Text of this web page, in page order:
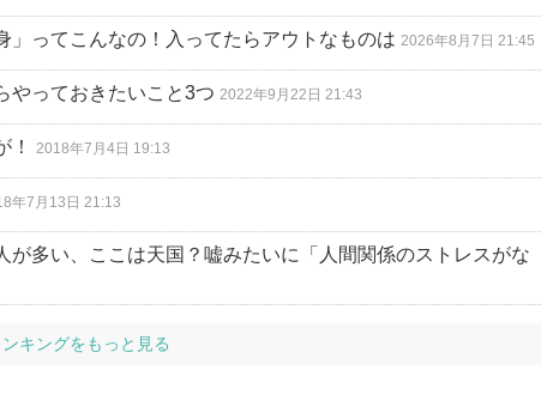
」ってこんなの！入ってたらアウトなものは 2026年8月7日 21:45
やっておきたいこと3つ 2022年9月22日 21:43
！ 2018年7月4日 19:13
年7月13日 21:13
多い、ここは天国？嘘みたいに「人間関係のストレスがな
キングをもっと見る